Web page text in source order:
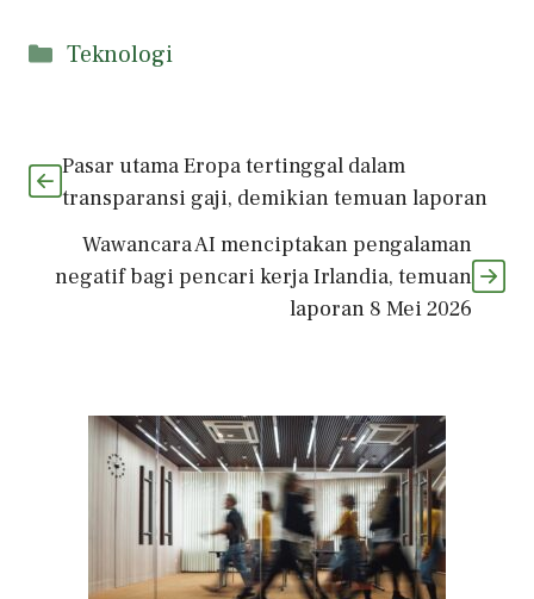
Kategori
Teknologi
Pasar utama Eropa tertinggal dalam
transparansi gaji, demikian temuan laporan
Wawancara AI menciptakan pengalaman
negatif bagi pencari kerja Irlandia, temuan
laporan 8 Mei 2026